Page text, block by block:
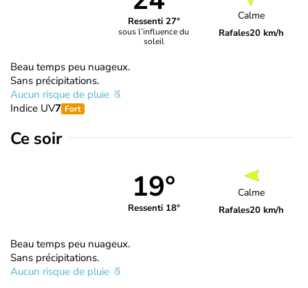
Ressenti 27°
sous l’influence du
soleil
Calme
Rafales20 km/h
Beau temps peu nuageux.
Sans précipitations.
Aucun risque de pluie
Indice UV7 Fort
Ce soir
19°
Ressenti 18°
Calme
Rafales20 km/h
Beau temps peu nuageux.
Sans précipitations.
Aucun risque de pluie